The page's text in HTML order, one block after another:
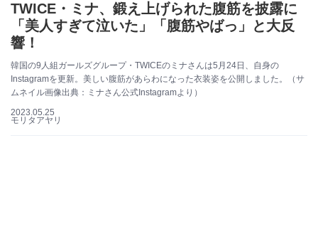
TWICE・ミナ、鍛え上げられた腹筋を披露に
「美人すぎて泣いた」「腹筋やばっ」と大反
響！
韓国の9人組ガールズグループ・TWICEのミナさんは5月24日、自身の
Instagramを更新。美しい腹筋があらわになった衣装姿を公開しました。（サ
ムネイル画像出典：ミナさん公式Instagramより）
2023.05.25
モリタアヤリ